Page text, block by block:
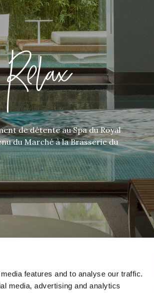
features and to analyse our traffic.
media, advertising and analytics
de détente au Spa du Royal
du Marché à la Brasserie du